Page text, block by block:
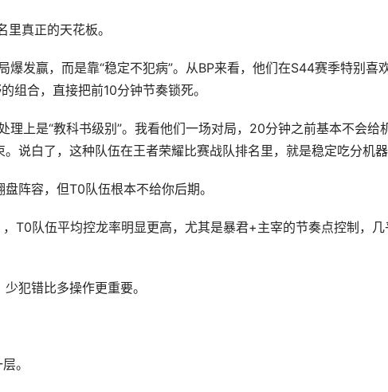
真正的天花板。
爆发赢，而是靠“稳定不犯病”。从BP来看，他们在S44赛季特别喜
组合，直接把前10分钟节奏锁死。
理上是“教科书级别”。我看他们一场对局，20分钟之前基本不会给
说白了，这种队伍在王者荣耀比赛战队排名里，就是稳定吃分机
阵容，但T0队伍根本不给你后期。
T0队伍平均控龙率明显更高，尤其是暴君+主宰的节奏点控制，几
犯错比多操作更重要。
。